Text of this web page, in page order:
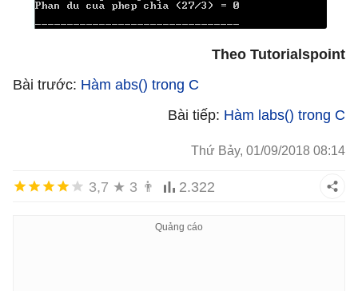
Theo Tutorialspoint
Bài trước: Hàm abs() trong C
Bài tiếp: Hàm labs() trong C
Thứ Bảy, 01/09/2018 08:14
3,7 ★ 3 👨 2.322